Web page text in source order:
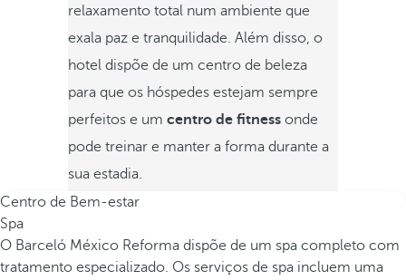
relaxamento total num ambiente que
exala paz e tranquilidade. Além disso, o
hotel dispõe de um centro de beleza
para que os hóspedes estejam sempre
perfeitos e um centro de fitnessonde
pode treinar e manter a forma durante a
sua estadia.
Centro de Bem-estar
Spa
O Barceló México Reforma dispõe de um spa completo com
tratamento especializado. Os serviços de spa incluem uma